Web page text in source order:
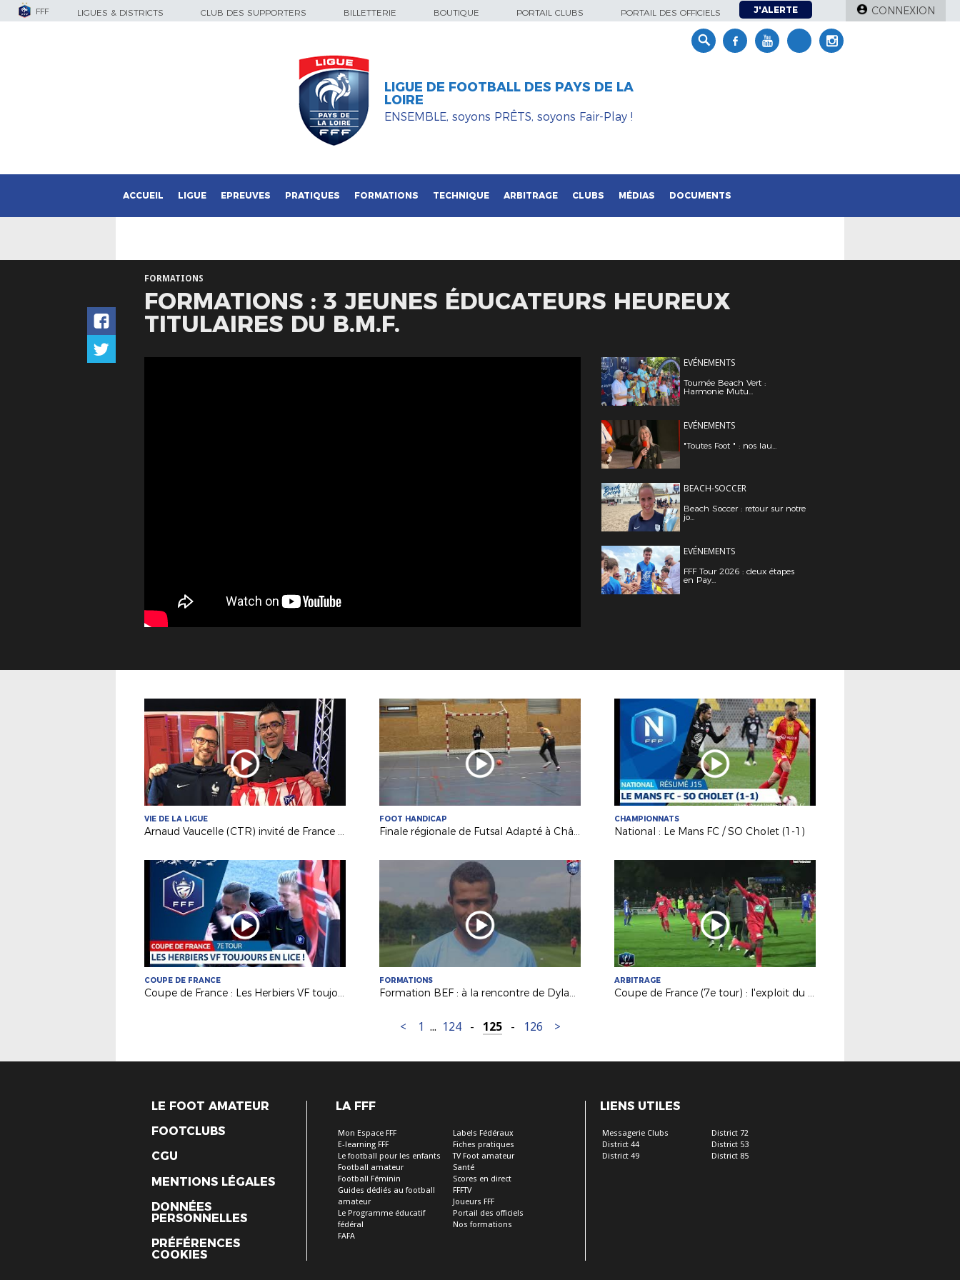
FFF LIGUES & DISTRICTS CLUB DES SUPPORTERS BILLETTERIE BOUTIQUE PORTAIL CLUBS PORTAIL DES OFFICIELS J'ALERTE CONNEXION
LIGUE DE FOOTBALL DES PAYS DE LA
LOIRE
ENSEMBLE, soyons PRÊTS, soyons Fair-Play !
ACCUEIL LIGUE EPREUVES PRATIQUES FORMATIONS TECHNIQUE ARBITRAGE CLUBS MÉDIAS DOCUMENTS
FORMATIONS
FORMATIONS : 3 JEUNES ÉDUCATEURS HEUREUX
TITULAIRES DU B.M.F.
EVÉNEMENTS
Tournée Beach Vert :
Harmonie Mutu...
EVÉNEMENTS
"Toutes Foot " : nos lau...
BEACH-SOCCER
Beach Soccer : retour sur notre
jo...
EVÉNEMENTS
FFF Tour 2026 : deux étapes
en Pay...
VIE DE LA LIGUE
Arnaud Vaucelle (CTR) invité de France 3 Pays de la Loire
FOOT HANDICAP
Finale régionale de Futsal Adapté à Châteaubriant
CHAMPIONNATS
National : Le Mans FC / SO Cholet (1-1)
COUPE DE FRANCE
Coupe de France : Les Herbiers VF toujours en lice !
FORMATIONS
Formation BEF : à la rencontre de Dylan Amokrane (La Roche ESO)
ARBITRAGE
Coupe de France (7e tour) : l'exploit du Poiré contre Cholet !
< 1 ... 124 - 125 - 126 >
LE FOOT AMATEUR
FOOTCLUBS
CGU
MENTIONS LÉGALES
DONNÉES
PERSONNELLES
PRÉFÉRENCES
COOKIES
LA FFF
Mon Espace FFF
E-learning FFF
Le football pour les enfants
Football amateur
Football Féminin
Guides dédiés au football
amateur
Le Programme éducatif
fédéral
FAFA
Labels Fédéraux
Fiches pratiques
TV Foot amateur
Santé
Scores en direct
FFFTV
Joueurs FFF
Portail des officiels
Nos formations
LIENS UTILES
Messagerie Clubs
District 44
District 49
District 72
District 53
District 85